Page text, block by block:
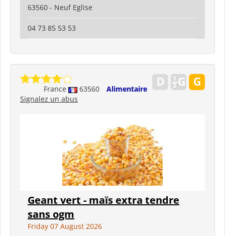
63560 - Neuf Eglise
04 73 85 53 53
France 63560
Alimentaire
Signalez un abus
Geant vert - maïs extra tendre
sans ogm
Friday 07 August 2026